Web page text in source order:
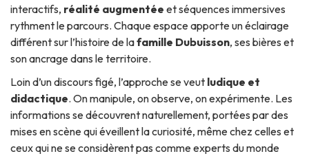
interactifs, réalité augmentée et séquences immersives
rythment le parcours. Chaque espace apporte un éclairage
différent sur l’histoire de lafamille Dubuisson, ses bières et
son ancrage dans le territoire.
Loin d’un discours figé, l’approche se veut ludique et
didactique. On manipule, on observe, on expérimente. Les
informations se découvrent naturellement, portées par des
mises en scène qui éveillent la curiosité, même chez celles et
ceux qui ne se considèrent pas comme experts du monde